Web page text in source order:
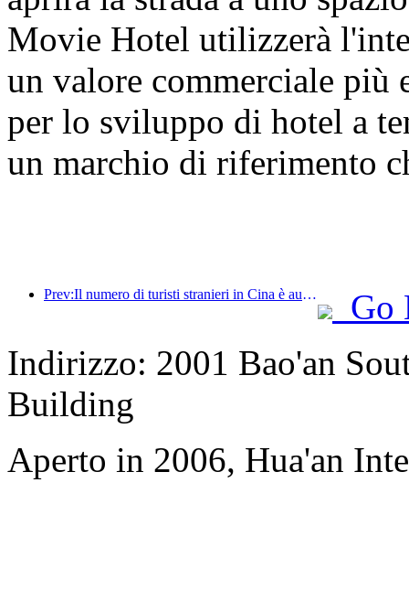
Movie Hotel utilizzerà
un valore commerciale più
per lo sviluppo di hotel a
un marchio di riferimento
Prev:Il numero di turisti stranieri in Cina è aumentato del 40% nel primo trimestre
Go
Indirizzo: 2001 Bao'an
Building
Aperto in 2006, Hua'an